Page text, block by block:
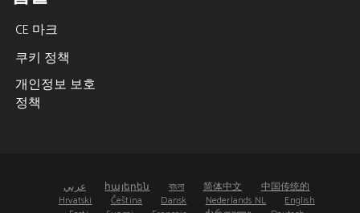
CE 마크
쿠키 정책
개인정보 보호
정책
عربي հայերեն বাংলা 简体中文
中国传统的
Hrvatski
Čeština Dansk Nederlands NL
English